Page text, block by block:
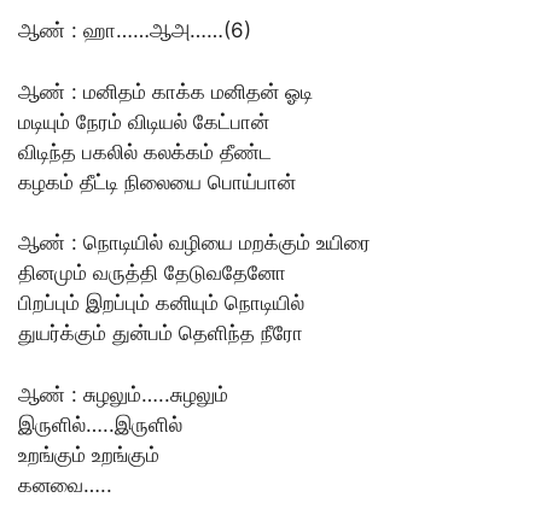
ஆண் : ஹா……ஆஅ……(6)
ஆண் : மனிதம் காக்க மனிதன் ஓடி
மடியும் நேரம் விடியல் கேட்பான்
விடிந்த பகலில் கலக்கம் தீண்ட
கழகம் தீட்டி நிலையை பொய்பான்
ஆண் : நொடியில் வழியை மறக்கும் உயிரை
தினமும் வருத்தி தேடுவதேனோ
பிறப்பும் இறப்பும் கனியும் நொடியில்
துயர்க்கும் துன்பம் தெளிந்த நீரோ
ஆண் : சுழலும்…..சுழலும்
இருளில்…..இருளில்
உறங்கும் உறங்கும்
கனவை…..